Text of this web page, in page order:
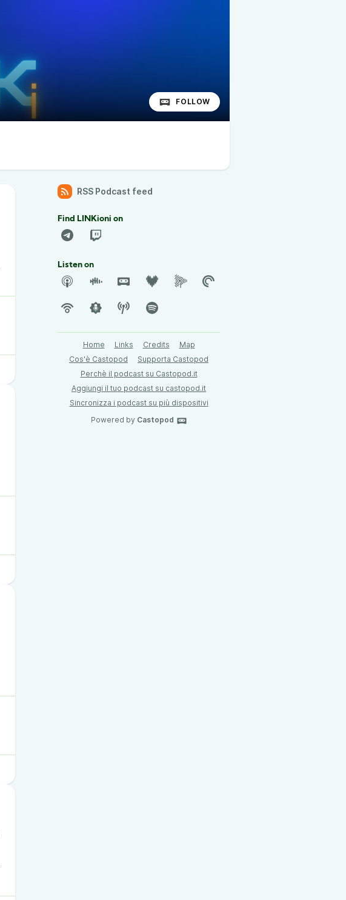
FOLLOW
RSS Podcast feed
Find LINKioni on
Listen on
Home Links Credits
Map
Cos'è Castopod
Supporta Castopod
Perchè il podcast su Castopod.it
Aggiungi il tuo podcast su castopod.it
Sincronizza i podcast su più dispositivi
Powered by Castopod